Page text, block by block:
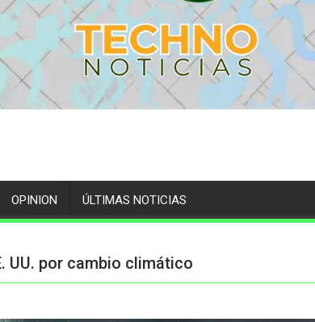
OPINION ÚLTIMAS NOTICIAS
UU. por cambio climático